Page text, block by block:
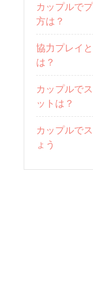
カップルで
方は？
協力プレイ
は？
カップルで
ットは？
カップルで
ょう